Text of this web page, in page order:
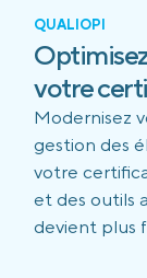
QUALIOPI
votre
Modernisez
gestion des
votre
et des outils
devient plus